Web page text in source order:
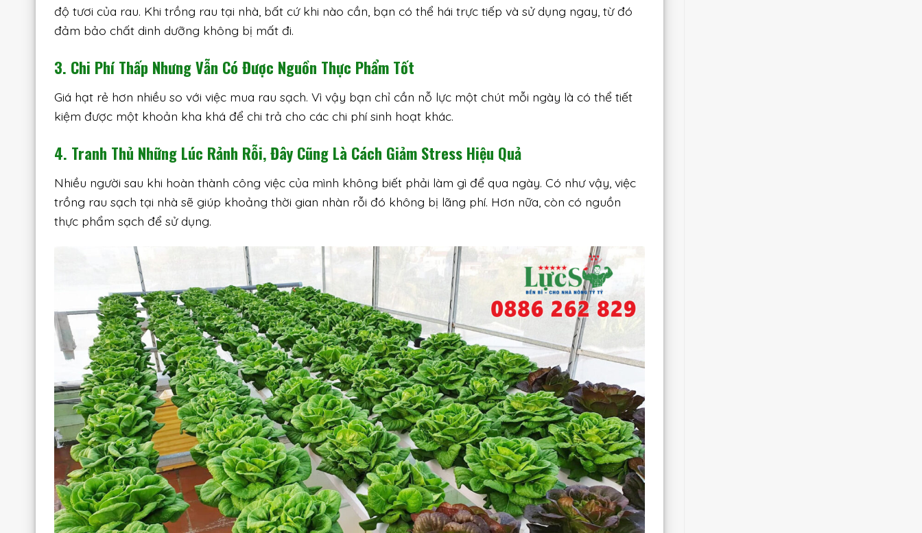
độ tươi của rau. Khi trồng rau tại nhà, bất cứ khi nào cần, bạn có thể hái trực tiếp và sử dụng ngay, từ đó
đảm bảo chất dinh dưỡng không bị mất đi.
3. Chi Phí Thấp Nhưng Vẫn Có Được Nguồn Thực Phẩm Tốt
Giá hạt rẻ hơn nhiều so với việc mua rau sạch. Vì vậy bạn chỉ cần nỗ lực một chút mỗi ngày là có thể tiết
kiệm được một khoản kha khá để chi trả cho các chi phí sinh hoạt khác.
4. Tranh Thủ Những Lúc Rảnh Rỗi, Đây Cũng Là Cách Giảm Stress Hiệu Quả
Nhiều người sau khi hoàn thành công việc của mình không biết phải làm gì để qua ngày. Có như vậy, việc
trồng rau sạch tại nhà sẽ giúp khoảng thời gian nhàn rỗi đó không bị lãng phí. Hơn nữa, còn có nguồn
thực phẩm sạch để sử dụng.